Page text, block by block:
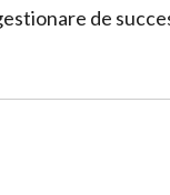
de